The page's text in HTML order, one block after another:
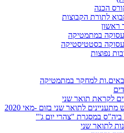
הכנה
לתורת הקבוצות
ראשון
במתמטיקה
בסטטיסטיקה
נפוצות
למחקר במתמטיקה
לקראת תואר שני
לתואר שני בזום -מאי 2020
במסגרת "צהרי יום ג'"
לתואר שני